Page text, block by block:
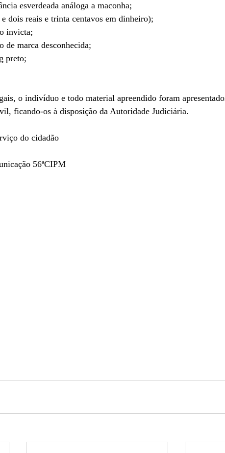
esverdeada análoga a maconha;
e dois reais e trinta centavos em dinheiro);
invicta;
de marca desconhecida;
preto;
o indivíduo e todo material apreendido foram
ficando-os à disposição da Autoridade Judiciária.
do cidadão
56ªCIPM